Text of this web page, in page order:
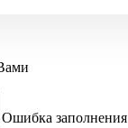
Ошибка заполнения